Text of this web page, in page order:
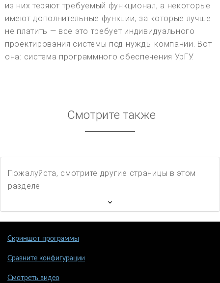
из них теряют требуемый функционал, а некоторые
имеют дополнительные функции, за которые лучше
не платить — все это требует индивидуального
проектирования системы под нужды компании. Вот
она: система программного обеспечения УрГУ.
Смотрите также
Пожалуйста, смотрите другие страницы в этом
разделе
Скриншот программы
Сравните конфигурации
Смотреть видео